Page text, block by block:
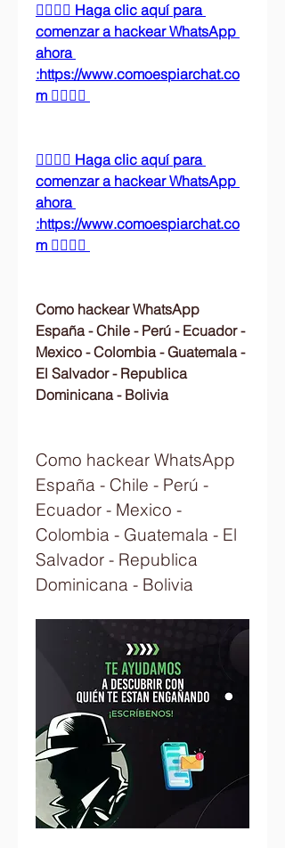
👉🏻👉🏻 Haga clic aquí para
comenzar a hackear WhatsApp
ahora
:https://www.comoespiarchat.co
m 👈🏻👈🏻
👉🏻👉🏻 Haga clic aquí para
comenzar a hackear WhatsApp
ahora
:https://www.comoespiarchat.co
m 👈🏻👈🏻
Como hackear WhatsApp
España - Chile - Perú - Ecuador -
Mexico - Colombia - Guatemala -
El Salvador - Republica
Dominicana - Bolivia
Como hackear WhatsApp
España - Chile - Perú -
Ecuador - Mexico -
Colombia - Guatemala - El
Salvador - Republica
Dominicana - Bolivia